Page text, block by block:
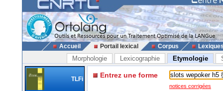
Accueil Portail lexical Corpus
Morphologie Lexicographie Etymologie
TLFi Entrez une forme
notices corrigées